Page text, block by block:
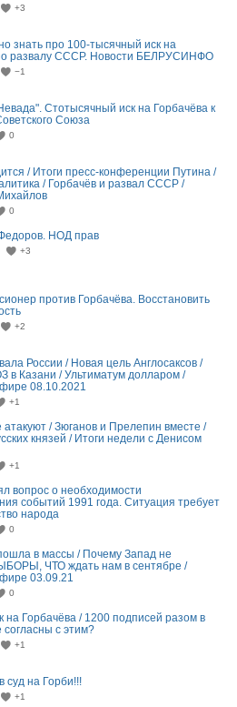
+3
знать про 100-тысячный иск на
развалу СССР. Новости БЕЛРУСИНФО
−1
Стотысячный иск на Горбачёва к
Союза
0
/ Итоги пресс-конференции Путина /
/ Горбачёв и развал СССР /
0
НОД прав
+3
против Горбачёва. Восстановить
+2
России / Новая цель Англосаксов /
в Казани / Ультиматум долларом /
08.10.2021
+1
/ Зюганов и Прелепин вместе /
князей / Итоги недели с Денисом
+1
вопрос о необходимости
событий 1991 года. Ситуация требует
народа
0
в массы / Почему Запад не
ЧТО ждать нам в сентябре /
03.09.21
0
на Горбачёва / 1200 подписей разом в
согласны с этим?
+1
суд на Горби!!!
+1